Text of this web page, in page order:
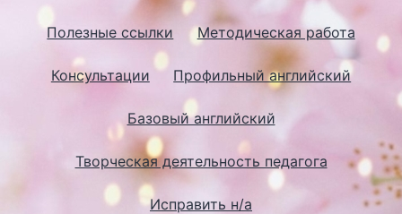
Полезные ссылки Методическая работа
Консультации Профильный английский
Базовый английский
Творческая деятельность педагога
Исправить н/а